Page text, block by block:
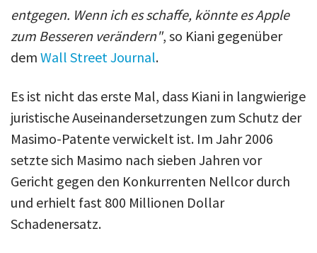
entgegen. Wenn ich es schaffe, könnte es Apple
zum Besseren verändern", so Kiani gegenüber
dem Wall Street Journal.
Es ist nicht das erste Mal, dass Kiani in langwierige
juristische Auseinandersetzungen zum Schutz der
Masimo-Patente verwickelt ist. Im Jahr 2006
setzte sich Masimo nach sieben Jahren vor
Gericht gegen den Konkurrenten Nellcor durch
und erhielt fast 800 Millionen Dollar
Schadenersatz.